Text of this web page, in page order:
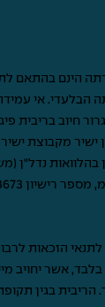
הינם בהתאם
הבלעדי. אי
חיוב בריבית
המממן בהלוואות
רישיון 63673.
לתנאי הזכאות
אשר יחויב
בגין